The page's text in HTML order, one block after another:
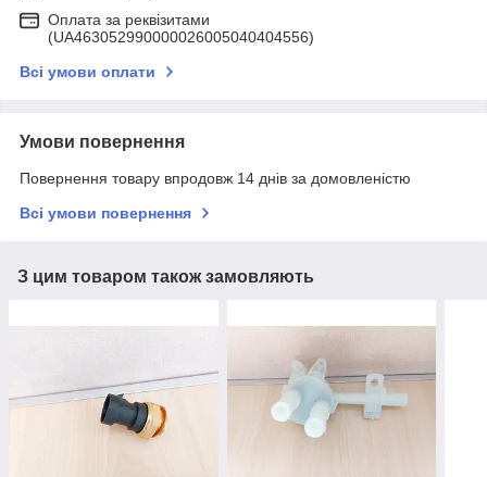
Оплата за реквізитами
(UA463052990000026005040404556)
Всі умови оплати
Умови повернення
Повернення товару впродовж 14 днів за домовленістю
Всі умови повернення
З цим товаром також замовляють